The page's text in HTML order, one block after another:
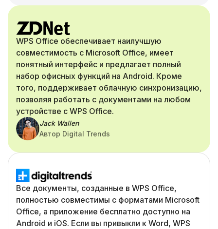
WPS Office обеспечивает наилучшую
совместимость с Microsoft Office, имеет
понятный интерфейс и предлагает полный
набор офисных функций на Android. Кроме
того, поддерживает облачную синхронизацию,
позволяя работать с документами на любом
устройстве с WPS Office.
Jack Wallen
Автор Digital Trends
Все документы, созданные в WPS Office,
полностью совместимы с форматами Microsoft
Office, а приложение бесплатно доступно на
Android и iOS. Если вы привыкли к Word, WPS